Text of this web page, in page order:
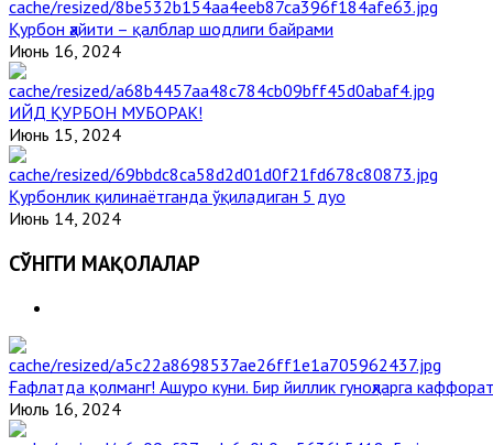
Қурбон ҳайити – қалблар шодлиги байрами
Июнь 16, 2024
ИЙД ҚУРБОН МУБОРАК!
Июнь 15, 2024
Қурбонлик қилинаётганда ўқиладиган 5 дуо
Июнь 14, 2024
СЎНГГИ МАҚОЛАЛАР
Ғафлатда қолманг! Ашуро куни. Бир йиллик гуноҳларга
Июль 16, 2024